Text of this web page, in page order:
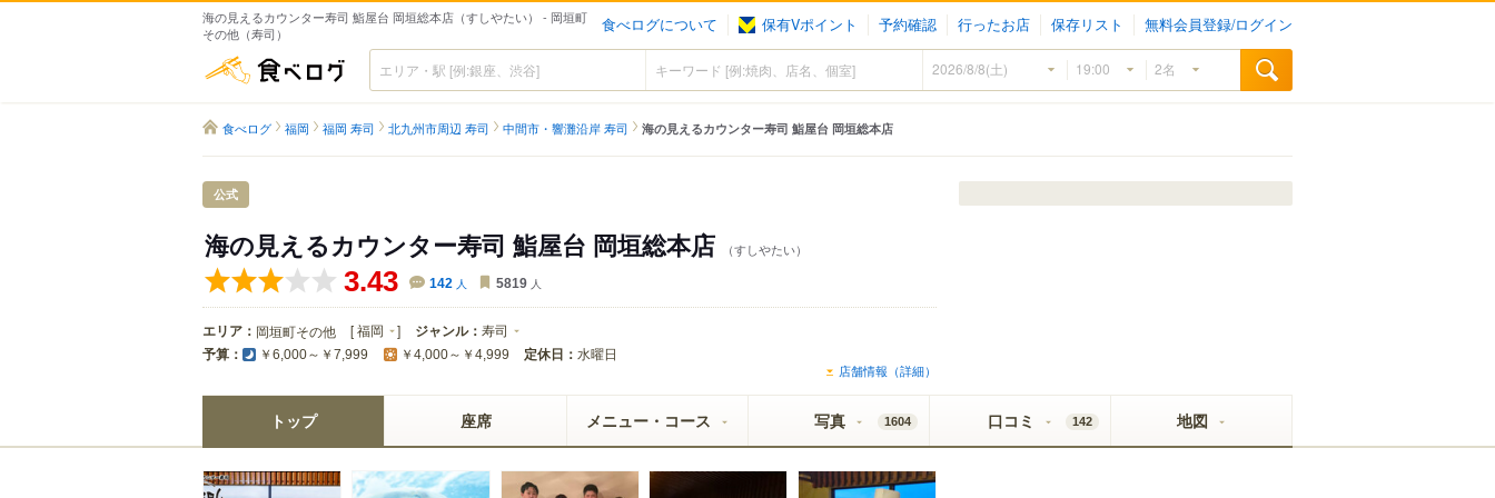
海の見えるカウンター寿司 鮨屋台 岡垣総本店（すしやたい） - 岡垣町
その他（寿司）
食べログについて 保有Vポイント 予約確認 行ったお店 保存リスト 無料会員登録/ログイン
食べログ
食べログ 福岡 福岡 寿司 北九州市周辺 寿司 中間市・響灘沿岸 寿司 海の見えるカウンター寿司 鮨屋台 岡垣総本店
公式
海の見えるカウンター寿司 鮨屋台 岡垣総本店 （すしやたい）
3.43 142 人 5819 人
エリア： 岡垣町その他 [福岡 ] ジャンル： 寿司
予算： ￥6,000～￥7,999 ￥4,000～￥4,999 定休日： 水曜日
店舗情報（詳細）
トップ 座席 メニュー・コース 写真 1604 口コミ 142 地図